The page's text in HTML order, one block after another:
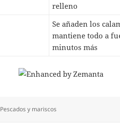
relleno
Se añaden los
mantiene todo a
minutos más
Categorías
Pescados y mariscos